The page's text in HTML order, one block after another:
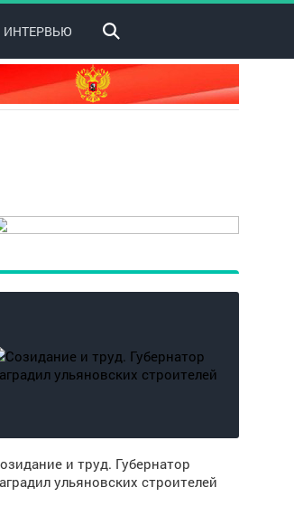
ИНТЕРВЬЮ
и труд. Губернатор
ульяновских строителей